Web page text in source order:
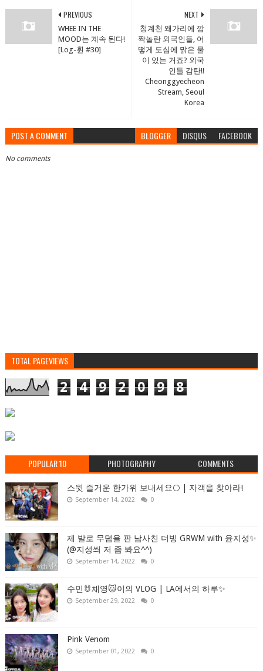
NEXT
청계천 왜가리에 깜
짝놀란 외국인들, 어
떻게 도심에 맑은 물
이 있는 거죠? 외국
인들 감탄!!
Cheonggyecheon
Stream, Seoul
Korea
PREVIOUS
WHEE IN THE
MOOD는 계속 된다!
[Log-휜 #30]
POST A COMMENT BLOGGER DISQUS FACEBOOK
No comments
TOTAL PAGEVIEWS
2 4 9 2 0 9 8
POPULAR 10 PHOTOGRAPHY COMMENTS
스윗 즐거운 한가위 보내세요🌕 | 자객을 찾아라!
September 14, 2022 0
제 발로 무덤을 판 남사친 더빙 GRWM with 윤지성✨
(@지성씌 저 좀 봐요^^)
September 14, 2022 0
수민🐰채영🐱이의 VLOG | LA에서의 하루✨
September 29, 2022 0
Pink Venom
September 01, 2022 0